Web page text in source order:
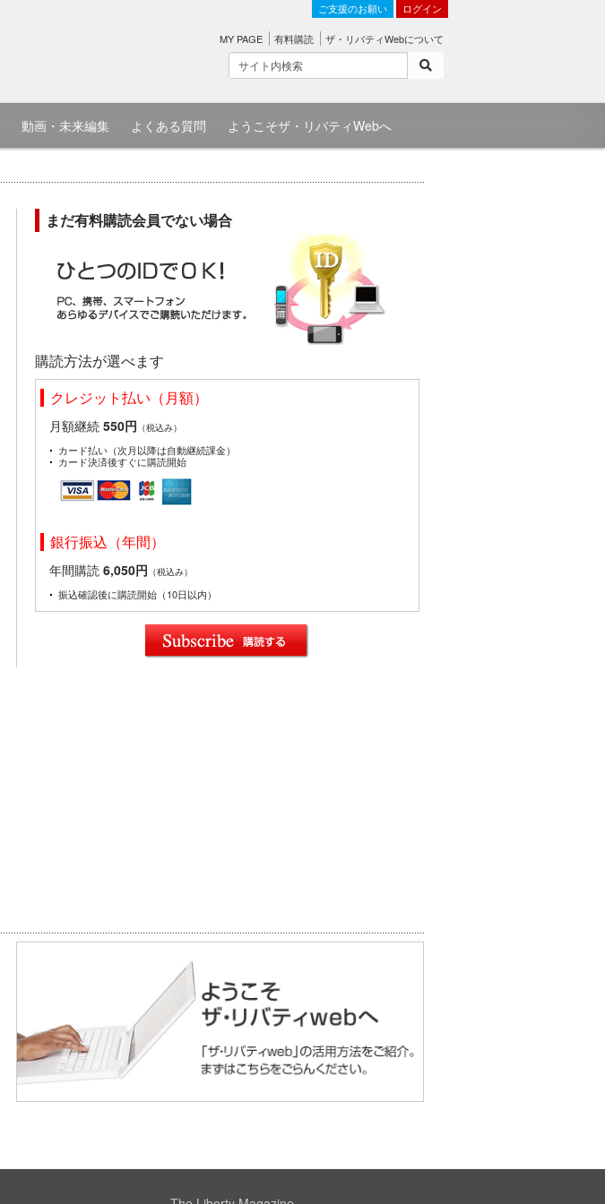
ご支援のお願い ログイン
MY PAGE 有料購読 ザ・リバティWebについて
動画・未来編集 よくある質問 ようこそザ・リバティWebへ
まだ有料購読会員でない場合
購読方法が選べます
クレジット払い（月額）
月額継続 550円 （税込み）
カード払い（次月以降は自動継続課金）
カード決済後すぐに購読開始
銀行振込（年間）
年間購読 6,050円 （税込み）
振込確認後に購読開始（10日以内）